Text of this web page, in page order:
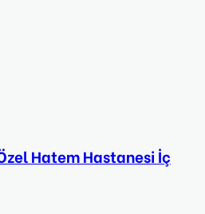
Hatem Hastanesi İç